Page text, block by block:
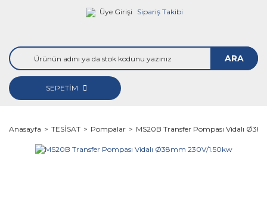
Üye Girişi Sipariş Takibi
ARA
SEPETİM
Anasayfa TESİSAT Pompalar MS20B Transfer Pompası Vidalı